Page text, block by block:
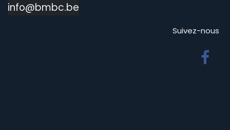
info@bmbc.be
Suivez-nous